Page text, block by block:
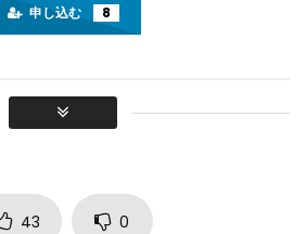
申し込む 8
43 0